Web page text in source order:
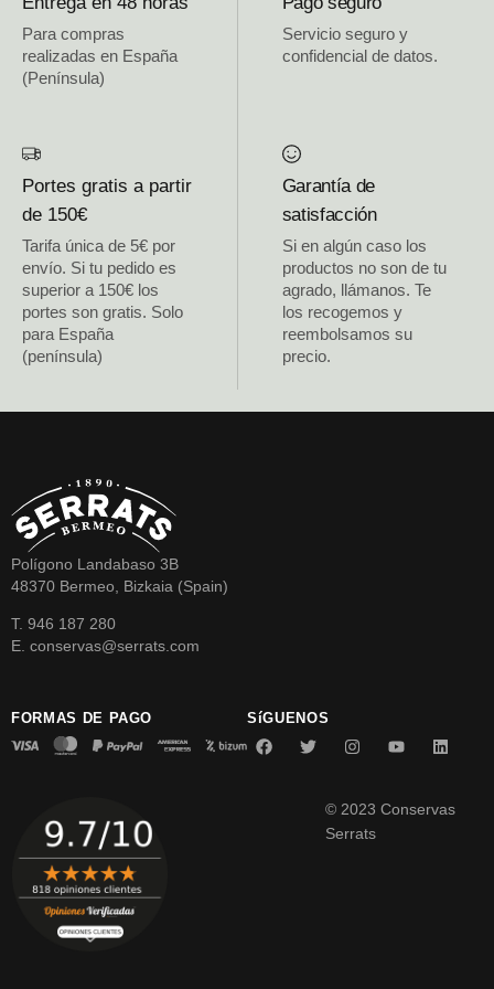
Para compras
realizadas en España
(Península)
Servicio seguro y
confidencial de datos.
Portes gratis a partir
de 150€
Tarifa única de 5€ por
envío. Si tu pedido es
superior a 150€ los
portes son gratis. Solo
para España
(península)
Garantía de
satisfacción
Si en algún caso los
productos no son de tu
agrado, llámanos. Te
los recogemos y
reembolsamos su
precio.
Polígono Landabaso 3B
48370 Bermeo, Bizkaia (Spain)
T. 946 187 280
E. conservas@serrats.com
FORMAS DE PAGO SíGUENOS
© 2023 Conservas
Serrats